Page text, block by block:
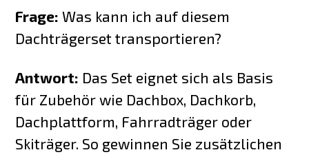
Frage: Was kann ich auf diesem
Dachträgerset transportieren?
Antwort: Das Set eignet sich als Basis
für Zubehör wie Dachbox, Dachkorb,
Dachplattform, Fahrradträger oder
Skiträger. So gewinnen Sie zusätzlichen